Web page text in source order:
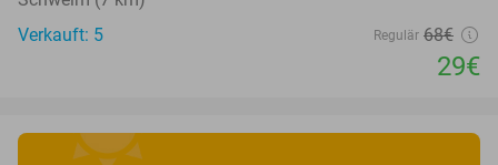
Verkauft: 5
Regulär 68€
29€